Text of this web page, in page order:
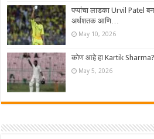
पप्पांचा लाडका Urvil Patel
अर्धशतक आणि…
May 10, 2026
कोण आहे हा Kartik Sharma?
May 5, 2026